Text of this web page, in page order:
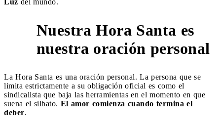
Nuestra Hora Santa es
nuestra oración personal
La Hora Santa es una oración personal. La persona que se
limita estrictamente a su obligación oficial es como el
sindicalista que baja las herramientas en el momento en que
suena el silbato. El amor comienza cuando termina el
deber.